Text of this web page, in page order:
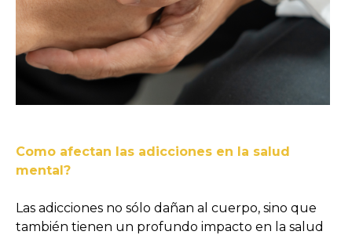
Como afectan las adicciones en la salud
mental?
Las adicciones no sólo dañan al cuerpo, sino que
también tienen un profundo impacto en la salud